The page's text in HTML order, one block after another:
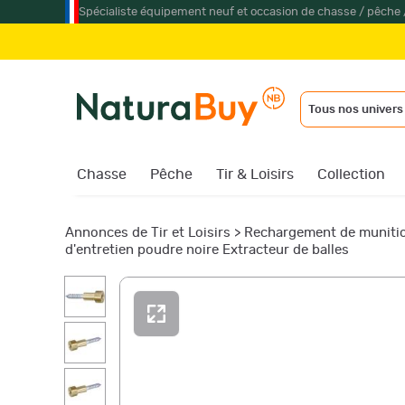
Spécialiste équipement neuf et occasion de chasse / pêche
Tous nos univers
Chasse Pêche Tir & Loisirs Collection
Annonces de Tir et Loisirs > Rechargement de
d'entretien poudre noire Extracteur de balles